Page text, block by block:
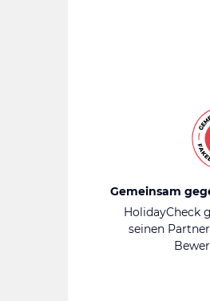
Gemeinsam
HolidayCheck
seinen